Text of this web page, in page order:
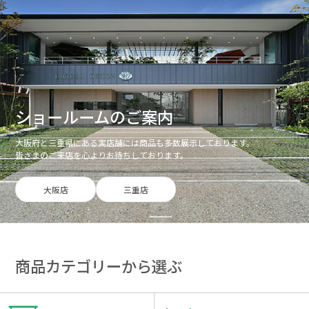
ショールームのご案内
大阪府と三重県にある実店舗には商品も多数展示しております。
皆さまのご来店を心よりお待ちしております。
大阪店 三重店
商品カテゴリーから選ぶ